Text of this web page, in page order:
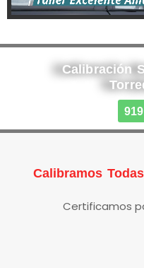
Calibración
Calibramos
Certificamos